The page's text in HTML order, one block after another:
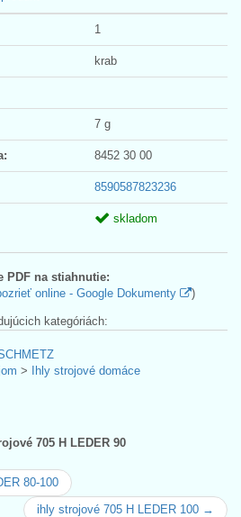
1
krab
7 g
8452 30 00
8590587823236
skladom
PDF na stiahnutie:
online - Google Dokumenty )
kategóriách:
> Ihly strojové domáce
705 H LEDER 90
80-100
ihly strojové 705 H LEDER 100 →